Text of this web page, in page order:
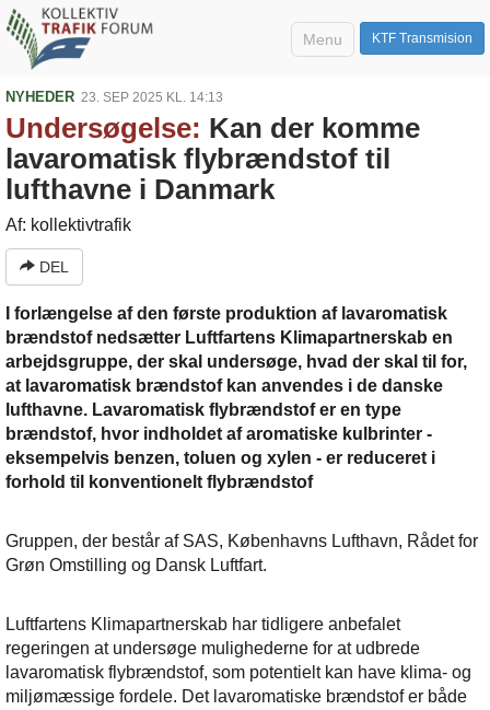
KTF Transmision
Menu
NYHEDER 23. SEP 2025 KL. 14:13
Undersøgelse: Kan der komme
lavaromatisk flybrændstof til
lufthavne i Danmark
Af: kollektivtrafik
DEL
I forlængelse af den første produktion af lavaromatisk
brændstof nedsætter Luftfartens Klimapartnerskab en
arbejdsgruppe, der skal undersøge, hvad der skal til for,
at lavaromatisk brændstof kan anvendes i de danske
lufthavne. Lavaromatisk flybrændstof er en type
brændstof, hvor indholdet af aromatiske kulbrinter -
eksempelvis benzen, toluen og xylen - er reduceret i
forhold til konventionelt flybrændstof
Gruppen, der består af SAS, Københavns Lufthavn, Rådet for
Grøn Omstilling og Dansk Luftfart.
Luftfartens Klimapartnerskab har tidligere anbefalet
regeringen at undersøge mulighederne for at udbrede
lavaromatisk flybrændstof, som potentielt kan have klima- og
miljømæssige fordele. Det lavaromatiske brændstof er både